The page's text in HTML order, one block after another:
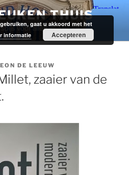
THUIS
voor alledag.
DE LEEUW
zaaier van de
gaat u akkoord met het
informatie Accepteren